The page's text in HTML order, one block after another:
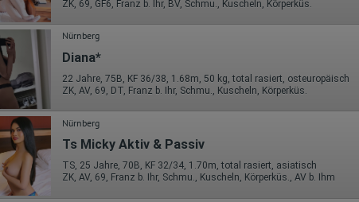
sowie die von dem Browser übermittelte IP-Adresse werden übertragen
und gespeichert. Dabei können aus den verarbeiteten Daten
Nutzungsprofile der Nutzer erstellt werden. Diese Informationen wird
Google gegebenenfalls auch an Dritte übertragen, sofern dies gesetzlich
vorgeschrieben wird oder, soweit Dritte diese Daten im Auftrag von
Google verarbeiten. Die IP-Adresse der Nutzer wird von Google innerhalb
von Mitgliedstaaten der Europäischen Union oder in anderen
Vertragsstaaten des Abkommens über den Europäischen
Wirtschaftsraum gekürzt, dies bedeutet, dass alle Daten anonym
erhoben werden. Nur in Ausnahmefällen wird die volle IP-Adresse an
einen Server von Google in den USA übertragen und dort gekürzt. Die von
dem Browser des Nutzers übermittelte IP-Adresse wird nicht mit anderen
Daten von Google zusammengeführt.
Erhobene Informationen zum Besucherverhalten sind folgende:
ZK, 69, GF6, Franz b. Ihr, BV, Schmu., Kuscheln, Körperküs.
Nürnberg
Diana*
22 Jahre, 75B, KF 36/38, 1.68m, 50 kg, total rasiert, osteuropäisch
ZK, AV, 69, DT, Franz b. Ihr, Schmu., Kuscheln, Körperküs.
Nürnberg
Ts Micky Aktiv & Passiv
TS, 25 Jahre, 70B, KF 32/34, 1.70m, total rasiert, asiatisch
ZK, AV, 69, Franz b. Ihr, Schmu., Kuscheln, Körperküs., AV b. Ihm